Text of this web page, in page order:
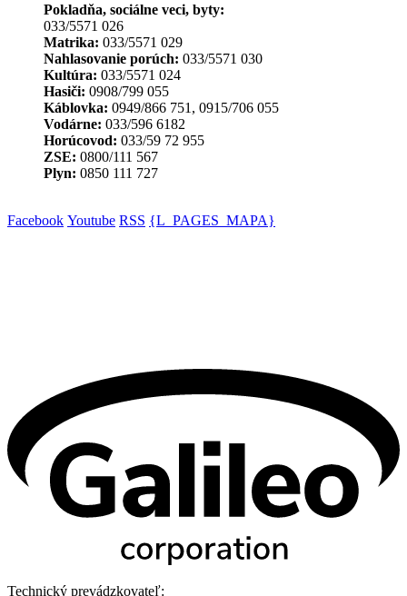
Pokladňa, sociálne veci, byty:
033/5571 026
Matrika: 033/5571 029
Nahlasovanie porúch: 033/5571 030
Kultúra: 033/5571 024
Hasiči: 0908/799 055
Káblovka: 0949/866 751, 0915/706 055
Vodárne: 033/596 6182
Horúcovod: 033/59 72 955
ZSE: 0800/111 567
Plyn: 0850 111 727
Facebook Youtube RSS {L_PAGES_MAPA}
Technický prevádzkovateľ: